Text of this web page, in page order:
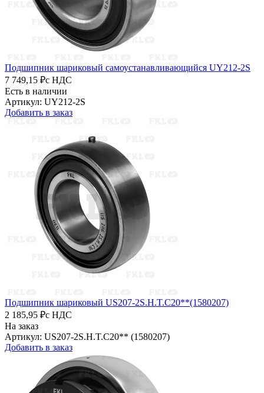
Подшипник шариковый самоустанавливающийся UY212-2S
7 749,15 ₽с НДС
Есть в наличии
Артикул: UY212-2S
Добавить в заказ
Подшипник шариковый US207-2S.H.T.C20**(1580207)
2 185,95 ₽с НДС
На заказ
Артикул: US207-2S.H.T.C20** (1580207)
Добавить в заказ